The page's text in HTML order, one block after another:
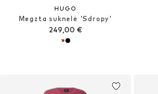
HUGO
Megzta suknelė 'Sdropy'
249,00 €